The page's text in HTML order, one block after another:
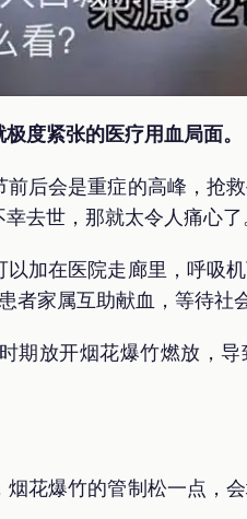
度紧张的医疗用血局面。
后会是重症的高峰，抢
去世，那就太令人痛心了
加在医院走廊里，呼吸
家属互助献血，等待社
期放开烟花爆竹燃放，
花爆竹的管制松一点，